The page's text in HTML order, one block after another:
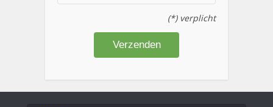
(*) verplicht